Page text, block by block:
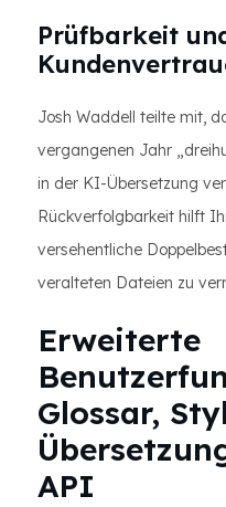
Prüfbarkeit
Josh Waddell teilte mit,
vergangenen Jahr
in der KI-Übersetzung
Rückverfolgbarkeit hilft
versehentliche
veralteten Dateien zu
Erweiterte
Glossar,
API